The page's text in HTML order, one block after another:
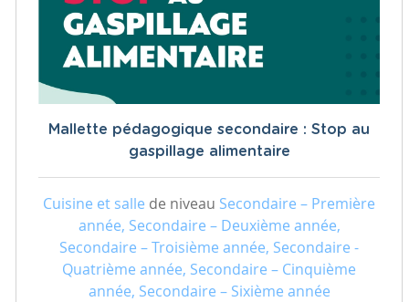
Mallette pédagogique secondaire : Stop au
gaspillage alimentaire
Cuisine et salle de niveau Secondaire – Première
année, Secondaire – Deuxième année,
Secondaire – Troisième année, Secondaire -
Quatrième année, Secondaire – Cinquième
année, Secondaire – Sixième année